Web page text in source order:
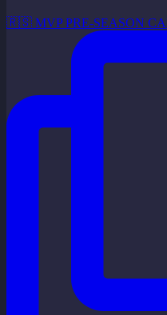
🇷🇸 MVP PRE-SEASON